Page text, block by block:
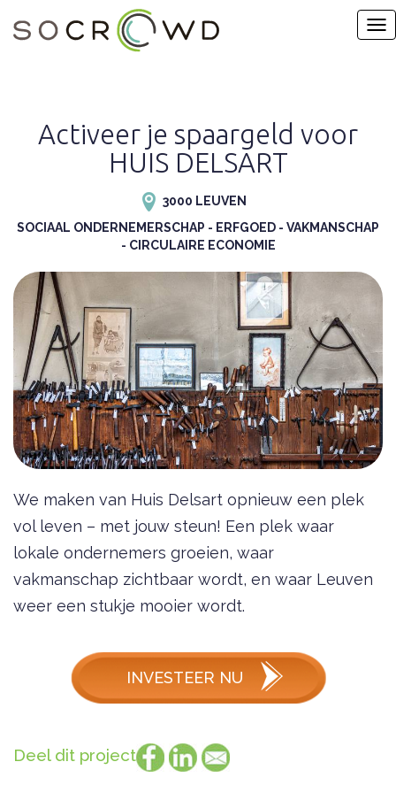
Activeer je spaargeld voor
HUIS DELSART
3000 LEUVEN
SOCIAAL ONDERNEMERSCHAP - ERFGOED - VAKMANSCHAP
- CIRCULAIRE ECONOMIE
We maken van Huis Delsart opnieuw een plek
vol leven – met jouw steun! Een plek waar
lokale ondernemers groeien, waar
vakmanschap zichtbaar wordt, en waar Leuven
weer een stukje mooier wordt.
INVESTEER NU
Deel dit project